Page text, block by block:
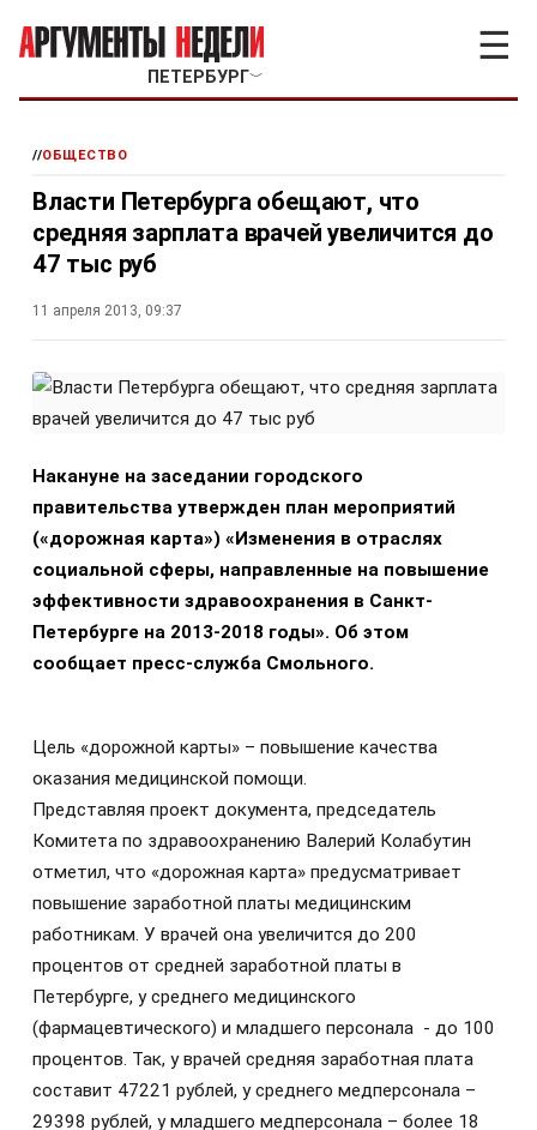
ПЕТЕРБУРГ﹀
☰
//ОБЩЕСТВО
Власти Петербурга обещают, что
средняя зарплата врачей увеличится до
47 тыс руб
11 апреля 2013, 09:37
Накануне на заседании городского
правительства утвержден план мероприятий
(«дорожная карта») «Изменения в отраслях
социальной сферы, направленные на повышение
эффективности здравоохранения в Санкт-
Петербурге на 2013-2018 годы». Об этом
сообщает пресс-служба Смольного.
Цель «дорожной карты» – повышение качества
оказания медицинской помощи.
Представляя проект документа, председатель
Комитета по здравоохранению Валерий Колабутин
отметил, что «дорожная карта» предусматривает
повышение заработной платы медицинским
работникам. У врачей она увеличится до 200
процентов от средней заработной платы в
Петербурге, у среднего медицинского
(фармацевтического) и младшего персонала - до 100
процентов. Так, у врачей средняя заработная плата
составит 47221 рублей, у среднего медперсонала –
29398 рублей, у младшего медперсонала – более 18